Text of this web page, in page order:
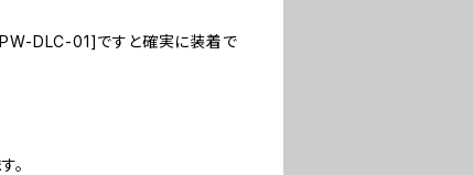
DLC-01]ですと確実に装着で
。